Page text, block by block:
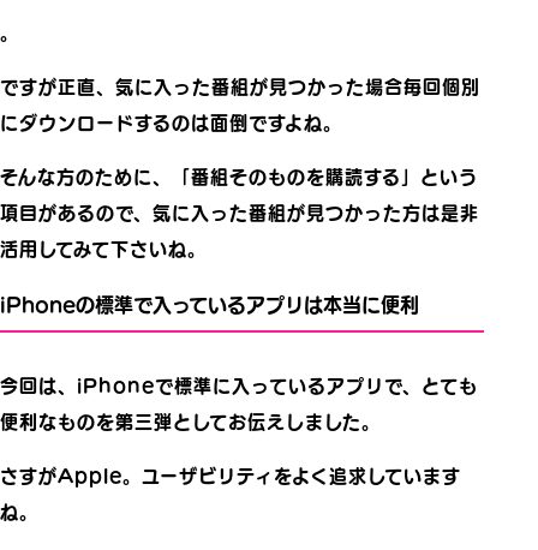
。
ですが正直、気に入った番組が見つかった場合毎回個別
にダウンロードするのは面倒ですよね。
そんな方のために、「番組そのものを購読する」という
項目があるので、気に入った番組が見つかった方は是非
活用してみて下さいね。
iPhoneの標準で入っているアプリは本当に便利
今回は、iPhoneで標準に入っているアプリで、とても
便利なものを第三弾としてお伝えしました。
さすがApple。ユーザビリティをよく追求しています
ね。